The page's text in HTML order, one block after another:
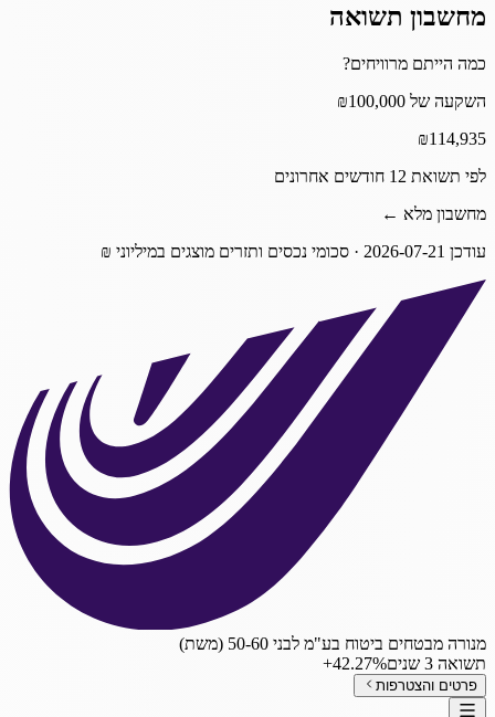
מחשבון תשואה
כמה הייתם מרוויחים?
השקעה של ₪100,000
₪114,935
לפי תשואת 12 חודשים אחרונים
מחשבון מלא ←
עודכן 2026-07-21 · סכומי נכסים ותזרים מוצגים במיליוני ₪
מנורה מבטחים ביטוח בע"מ לבני 50-60 (משת)
תשואה 3 שנים
‎+42.27%
פרטים והצטרפות